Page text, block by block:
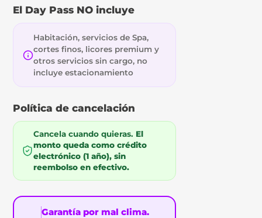
El Day Pass NO incluye
Habitación, servicios de Spa,
cortes finos, licores premium y
otros servicios sin cargo, no
incluye estacionamiento
Política de cancelación
Cancela cuando quieras. El
monto queda como crédito
electrónico (1 año), sin
reembolso en efectivo.
Garantía por mal clima.